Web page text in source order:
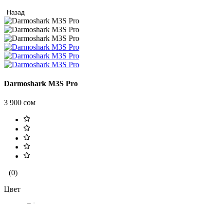
Назад
Darmoshark M3S Pro
3 900 сом
(0)
Цвет